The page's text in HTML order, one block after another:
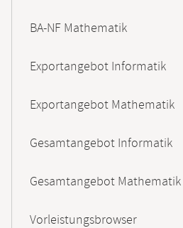
BA-NF Mathematik
Exportangebot Informatik
Exportangebot Mathematik
Gesamtangebot Informatik
Gesamtangebot Mathematik
Vorleistungsbrowser